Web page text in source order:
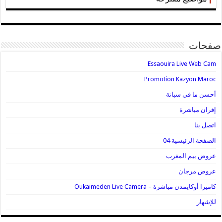
صفحات
Essaouira Live Web Cam
Promotion Kazyon Maroc
أحسن ما في سباتة
إفران مباشرة
اتصل بنا
الصفحة الرئيسية 04
عروض بيم المغرب
عروض مرجان
كاميرا أوكايمدن مباشرة – Oukaimeden Live Camera
للإشهار